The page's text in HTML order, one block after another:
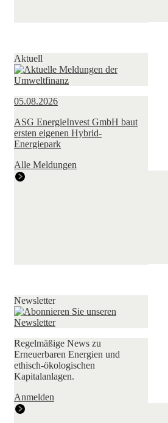
Aktuell
05.08.2026
ASG EnergieInvest GmbH baut
ersten eigenen Hybrid-
Energiepark
Alle Meldungen
Newsletter
Regelmäßige News zu
Erneuerbaren Energien und
ethisch-ökologischen
Kapitalanlagen.
Anmelden